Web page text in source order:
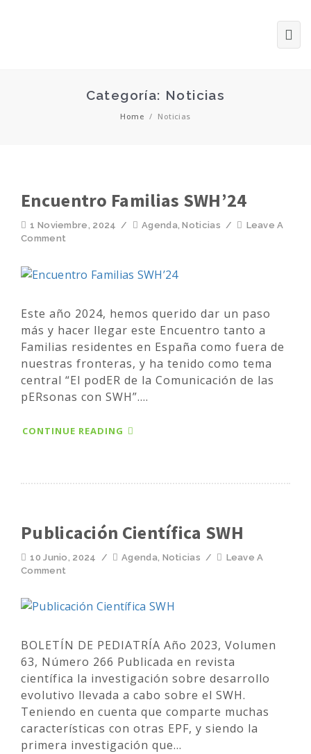
Categoría: Noticias
Home / Noticias
Encuentro Familias SWH’24
1 Noviembre, 2024 / Agenda,Noticias /
Leave A
Comment
Este año 2024, hemos querido dar un paso
más y hacer llegar este Encuentro tanto a
Familias residentes en España como fuera de
nuestras fronteras, y ha tenido como tema
central “El podER de la Comunicación de las
pERsonas con SWH”....
CONTINUE READING
Publicación Científica SWH
10 Junio, 2024 / Agenda, Noticias /
Leave A
Comment
BOLETÍN DE PEDIATRÍA Año 2023, Volumen
63, Número 266 Publicada en revista
científica la investigación sobre desarrollo
evolutivo llevada a cabo sobre el SWH.
Teniendo en cuenta que comparte muchas
características con otras EPF, y siendo la
primera investigación que...